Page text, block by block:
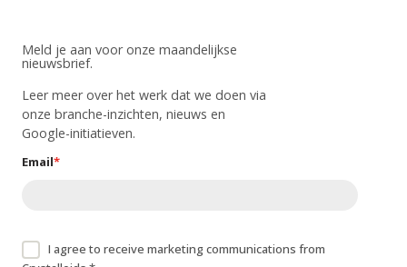
Meld je aan voor onze maandelijkse
nieuwsbrief.
Leer meer over het werk dat we doen via
onze branche-inzichten, nieuws en
Google-initiatieven.
Email*
I agree to receive marketing communications from